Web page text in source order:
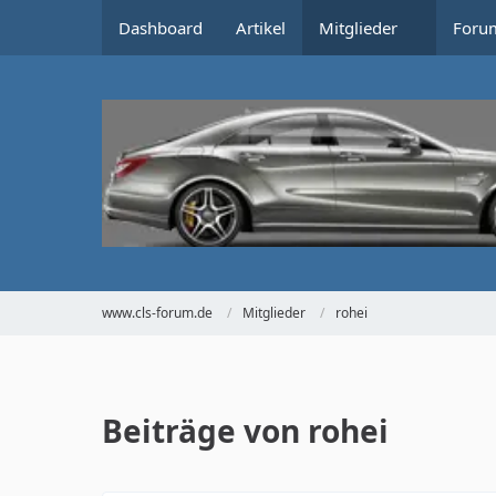
Dashboard Artikel Mitglieder
www.cls-forum.de Mitglieder rohei
Beiträge von rohei